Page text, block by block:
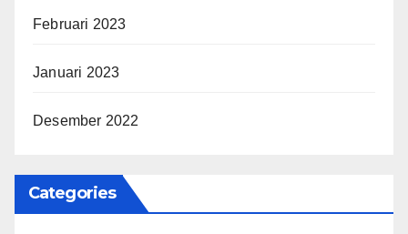
Februari 2023
Januari 2023
Desember 2022
Categories